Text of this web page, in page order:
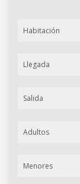
Habitación
Adultos
Menores